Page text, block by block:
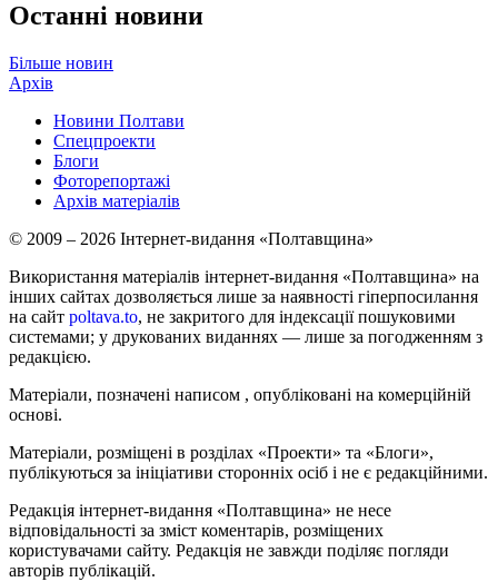
Останні новини
Більше новин
Архів
Новини Полтави
Спецпроекти
Блоги
Фоторепортажі
Архів матеріалів
© 2009 – 2026 Інтернет-видання «Полтавщина»
Використання матеріалів інтернет-видання «Полтавщина» на
інших сайтах дозволяється лише за наявності гіперпосилання
на сайт poltava.to, не закритого для індексації пошуковими
системами; у друкованих виданнях — лише за погодженням з
редакцією.
Матеріали, позначені написом , опубліковані на комерційній
основі.
Матеріали, розміщені в розділах «Проекти» та «Блоги»,
публікуються за ініціативи сторонніх осіб і не є редакційними.
Редакція інтернет-видання «Полтавщина» не несе
відповідальності за зміст коментарів, розміщених
користувачами сайту. Редакція не завжди поділяє погляди
авторів публікацій.